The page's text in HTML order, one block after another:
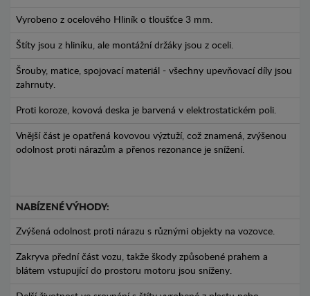
Vyrobeno z ocelového Hliník o tloušťce 3 mm.
Štíty jsou z hliníku, ale montážní držáky jsou z oceli.
Šrouby, matice, spojovací materiál - všechny upevňovací díly jsou
zahrnuty.
Proti koroze, kovová deska je barvená v elektrostatickém poli.
Vnější část je opatřená kovovou výztuží, což znamená, zvýšenou
odolnost proti nárazům a přenos rezonance je snížení.
NABÍZENÉ VÝHODY:
Zvýšená odolnost proti nárazu s různými objekty na vozovce.
Zakryva přední část vozu, takže škody způsobené prahem a
blátem vstupující do prostoru motoru jsou sníženy.